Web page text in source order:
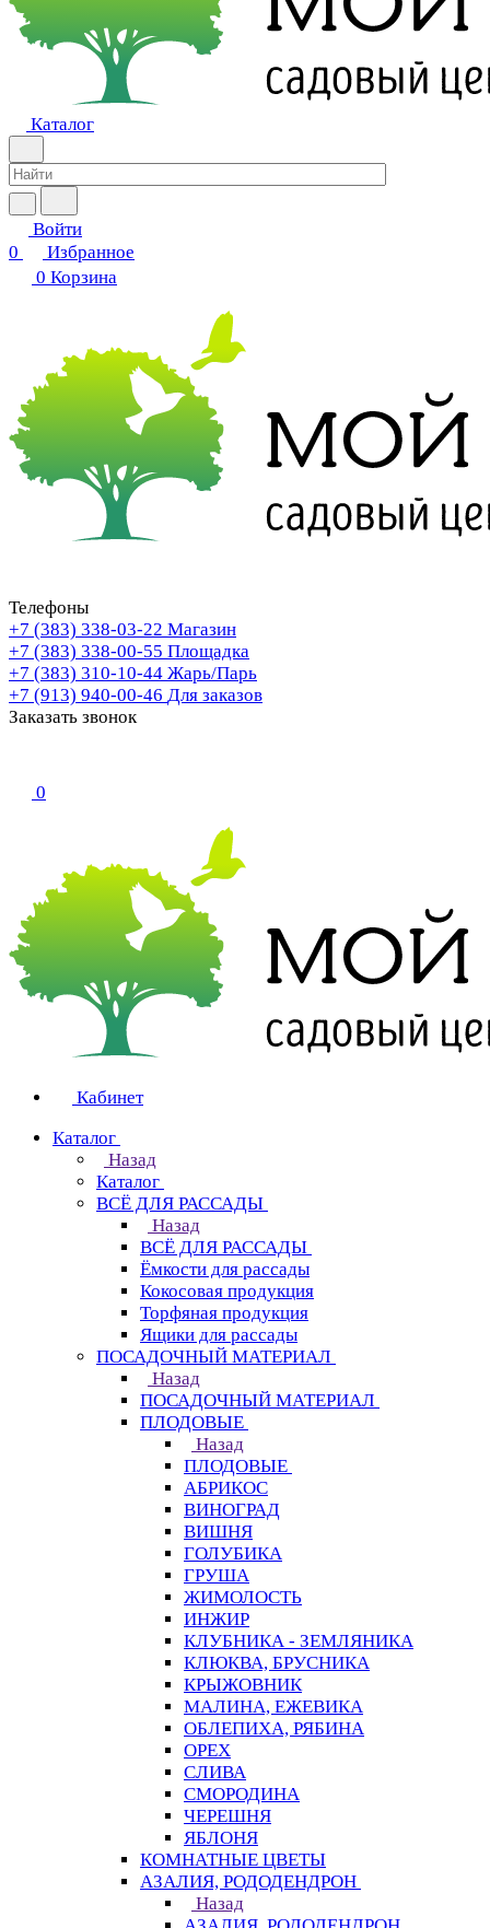
Каталог
Войти
0
Избранное
0 Корзина
Телефоны
+7 (383) 338-03-22 Магазин
+7 (383) 338-00-55 Площадка
+7 (383) 310-10-44 Жарь/Парь
+7 (913) 940-00-46 Для заказов
Заказать звонок
0
Кабинет
Каталог
Назад
Каталог
ВСЁ ДЛЯ РАССАДЫ
Назад
ВСЁ ДЛЯ РАССАДЫ
Ёмкости для рассады
Кокосовая продукция
Торфяная продукция
Ящики для рассады
ПОСАДОЧНЫЙ МАТЕРИАЛ
Назад
ПОСАДОЧНЫЙ МАТЕРИАЛ
ПЛОДОВЫЕ
Назад
ПЛОДОВЫЕ
АБРИКОС
ВИНОГРАД
ВИШНЯ
ГОЛУБИКА
ГРУША
ЖИМОЛОСТЬ
ИНЖИР
КЛУБНИКА - ЗЕМЛЯНИКА
КЛЮКВА, БРУСНИКА
КРЫЖОВНИК
МАЛИНА, ЕЖЕВИКА
ОБЛЕПИХА, РЯБИНА
ОРЕХ
СЛИВА
СМОРОДИНА
ЧЕРЕШНЯ
ЯБЛОНЯ
КОМНАТНЫЕ ЦВЕТЫ
АЗАЛИЯ, РОДОДЕНДРОН
Назад